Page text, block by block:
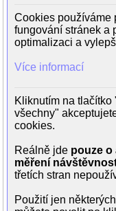
Jay Brazeau
Sarah Carter (Babe)
Terry Chen (Sato)
Michael Eklund (Billy
Dee Jay Jackson
David Lewis (Jack
Angela Moore (Angie)
Cookies používáme
fungování stránek a
optimalizaci a
Více informací
Kliknutím na tlačítko
všechny"
cookies.
Reálně jde pouze o
měření
třetích stran
Použití jen